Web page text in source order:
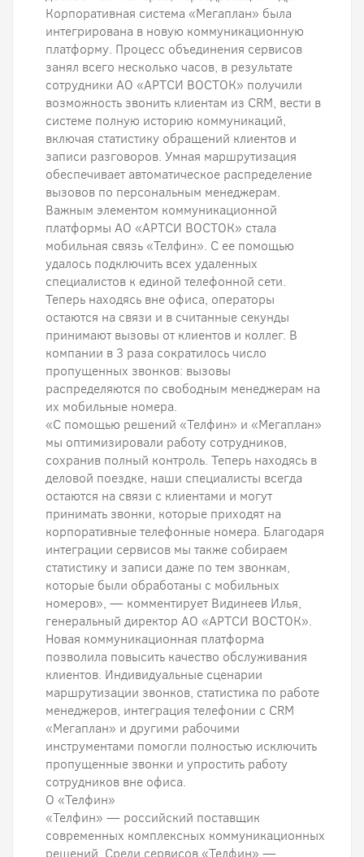
Корпоративная система «Мегаплан» была
интегрирована в новую коммуникационную
платформу. Процесс объединения сервисов
занял всего несколько часов, в результате
сотрудники АО «АРТСИ ВОСТОК» получили
возможность звонить клиентам из CRM, вести в
системе полную историю коммуникаций,
включая статистику обращений клиентов и
записи разговоров. Умная маршрутизация
обеспечивает автоматическое распределение
вызовов по персональным менеджерам.
Важным элементом коммуникационной
платформы АО «АРТСИ ВОСТОК» стала
мобильная связь «Телфин». С ее помощью
удалось подключить всех удаленных
специалистов к единой телефонной сети.
Теперь находясь вне офиса, операторы
остаются на связи и в считанные секунды
принимают вызовы от клиентов и коллег. В
компании в 3 раза сократилось число
пропущенных звонков: вызовы
распределяются по свободным менеджерам на
их мобильные номера.
«С помощью решений «Телфин» и «Мегаплан»
мы оптимизировали работу сотрудников,
сохранив полный контроль. Теперь находясь в
деловой поездке, наши специалисты всегда
остаются на связи с клиентами и могут
принимать звонки, которые приходят на
корпоративные телефонные номера. Благодаря
интеграции сервисов мы также собираем
статистику и записи даже по тем звонкам,
которые были обработаны с мобильных
номеров», — комментирует Видинеев Илья,
генеральный директор АО «АРТСИ ВОСТОК».
Новая коммуникационная платформа
позволила повысить качество обслуживания
клиентов. Индивидуальные сценарии
маршрутизации звонков, статистика по работе
менеджеров, интеграция телефонии с CRM
«Мегаплан» и другими рабочими
инструментами помогли полностью исключить
пропущенные звонки и упростить работу
сотрудников вне офиса.
О «Телфин»
«Телфин» — российский поставщик
современных комплексных коммуникационных
решений. Среди сервисов «Телфин» —